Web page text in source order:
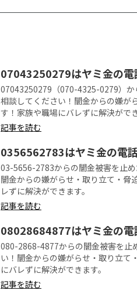
07043250279はヤミ金の電
07043250279（070-4325-0279）か
相談してください！闇金からの嫌が
す！家族や職場にバレずに解決ができ
記事を読む
0356562783はヤミ金の電
03-5656-2783からの闇金被害を止
闇金からの嫌がらせ・取り立て・脅
レずに解決ができます。
記事を読む
08028684877はヤミ金の電
080-2868-4877からの闇金被害を止
い！闇金からの嫌がらせ・取り立て
にバレずに解決ができます。
記事を読む